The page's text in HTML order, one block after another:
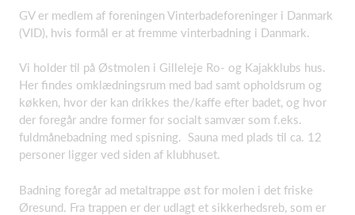
GV er medlem af foreningen Vinterbadeforeninger i Danmark
(VID), hvis formål er at fremme vinterbadning i Danmark.
Vi holder til på Østmolen i Gilleleje Ro- og Kajakklubs hus.
Her findes omklædningsrum med bad samt opholdsrum og
køkken, hvor der kan drikkes the/kaffe efter badet, og hvor
der foregår andre former for socialt samvær som f.eks.
fuldmånebadning med spisning. Sauna med plads til ca. 12
personer ligger ved siden af klubhuset.
Badning foregår ad metaltrappe øst for molen i det friske
Øresund. Fra trappen er der udlagt et sikkerhedsreb, som er